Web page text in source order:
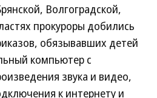
Волгоградской,
прокуроры добились
обязывавших детей
компьютер с
звука и видео,
к интернету и